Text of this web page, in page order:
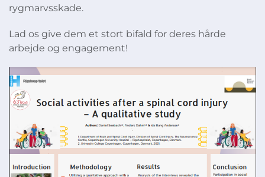
rygmarvsskade.
Lad os give dem et stort bifald for deres hårde
arbejde og engagement!